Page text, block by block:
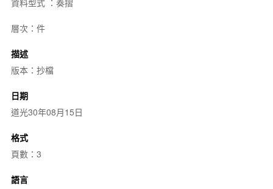
資料型式 ：奏摺
層次：件
描述
版本：抄檔
日期
道光30年08月15日
格式
頁數：3
語言